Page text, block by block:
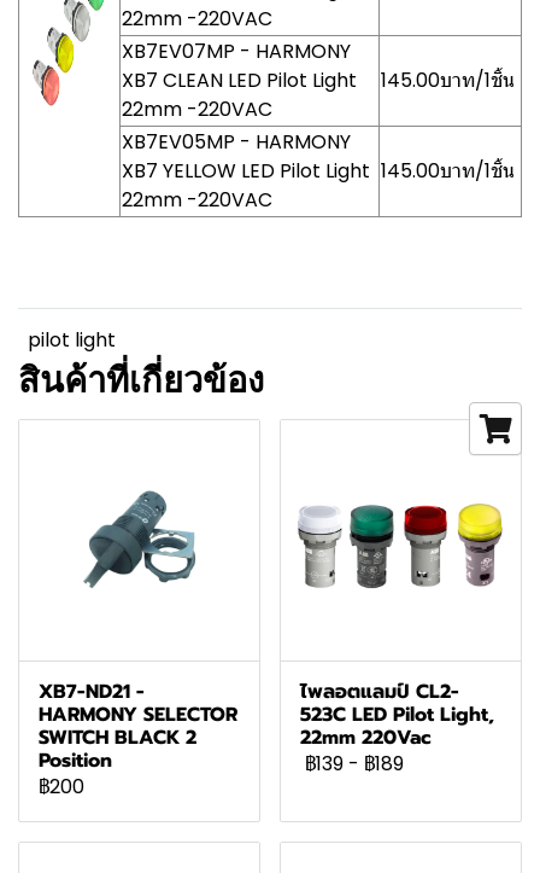
22mm -220VAC
XB7EV07MP - HARMONY
XB7 CLEAN LED Pilot Light
22mm -220VAC
145.00บาท/1ชิ้น
XB7EV05MP - HARMONY
XB7 YELLOW LED Pilot Light
22mm -220VAC
145.00บาท/1ชิ้น
pilot light
สินค้าที่เกี่ยวข้อง
XB7-ND21 -
HARMONY SELECTOR
SWITCH BLACK 2
Position
฿200
ไพลอตแลมป์ CL2-
523C LED Pilot Light,
22mm 220Vac
฿139 - ฿189